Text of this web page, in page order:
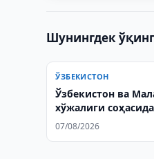
Шунингдек ўқинг
ЎЗБЕКИСТОН
Ўзбекистон ва
хўжалиги
ҳамкорликни
07/08/2026